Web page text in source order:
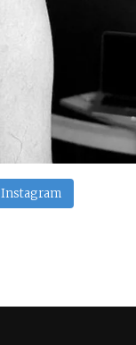
Instagram